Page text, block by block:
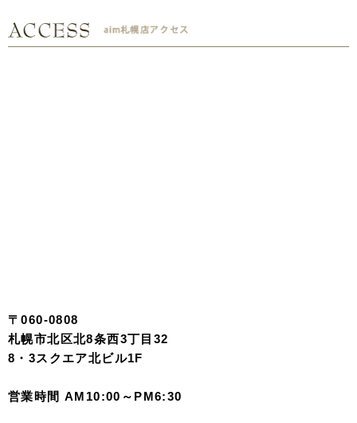
〒060-0808
札幌市北区北8条西3丁目32
8・3スクエア北ビル1F
営業時間 AM10:00～PM6:30